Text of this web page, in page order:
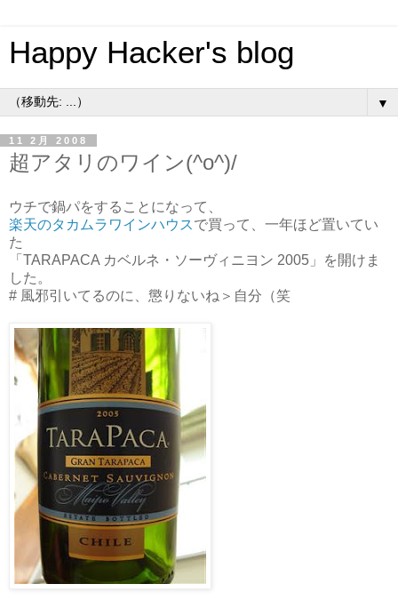
Happy Hacker's blog
▼
11 2月 2008
超アタリのワイン(^o^)/
ウチで鍋パをすることになって、
楽天のタカムラワインハウスで買って、一年ほど置いてい
た
「TARAPACA カベルネ・ソーヴィニヨン 2005」を開けま
した。
# 風邪引いてるのに、懲りないね＞自分（笑